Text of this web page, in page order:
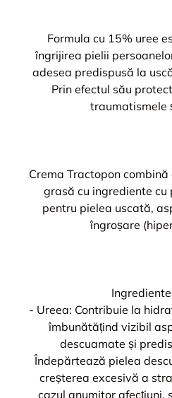
Formula cu 15% uree
îngrijirea pielii
adesea predispusă la
Prin efectul său
traumatismele
Crema Tractopon
grasă cu ingrediente cu
pentru pielea uscată,
îngroșare
- Ureea: Contribuie la
îmbunătățind vizibil
descuamate și
Îndepărtează pielea
creșterea excesivă a
cazul anumitor afecțiuni,